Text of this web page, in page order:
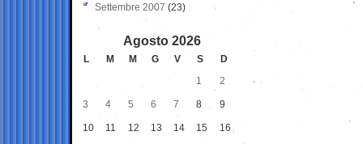
Settembre 2007 (23)
Agosto 2026
L M M G V S
D
1
2
3 4 5 6 7 8 9
10 11 12 13 14 15 16